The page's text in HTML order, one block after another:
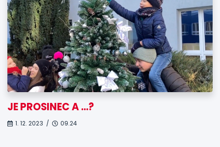
JE PROSINEC A …?
1. 12. 2023 / 09.24